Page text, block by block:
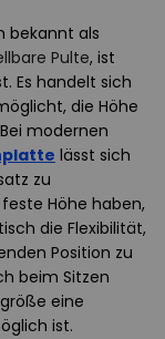
bekannt als
Pulte, ist
Es handelt sich
die Höhe
modernen
lässt sich
zu
Höhe haben,
die Flexibilität,
Position zu
beim Sitzen
eine
ist.